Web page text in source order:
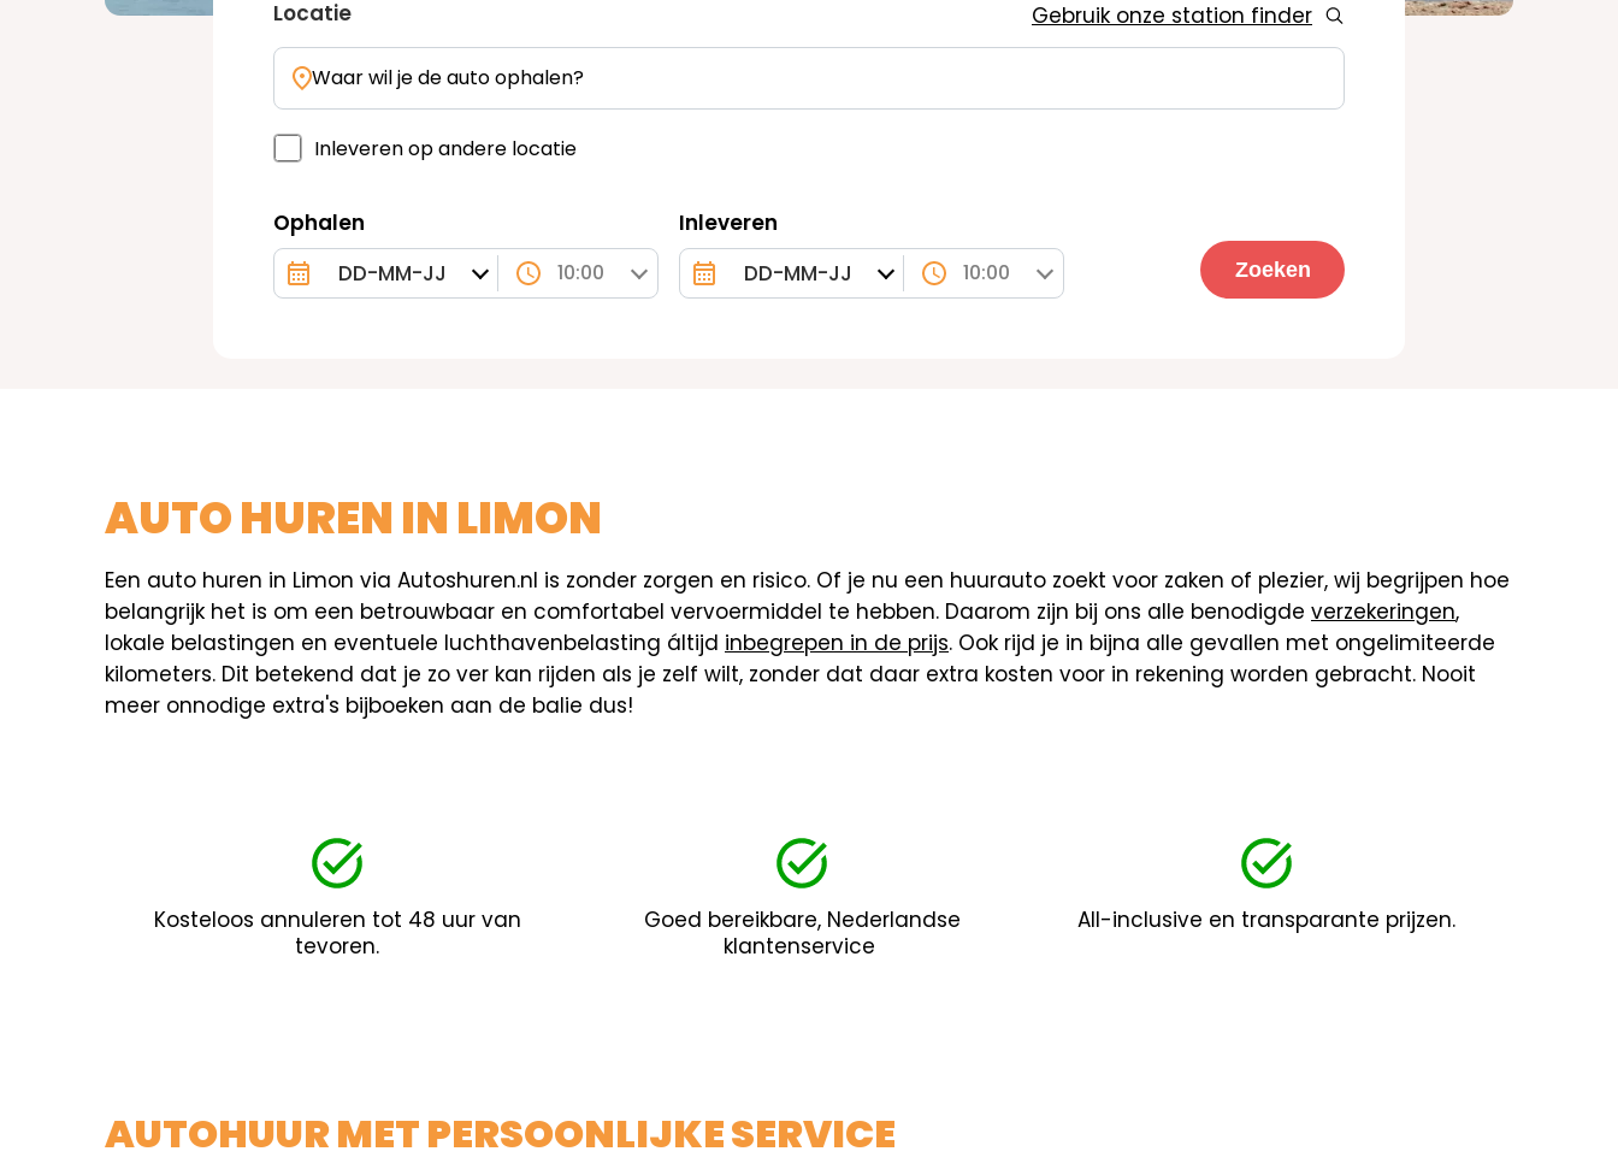
Ophalen
10:00
Inleveren
10:00 Zoeken
Gebruik onze station finder
Locatie
Waar wil je de auto ophalen?
Inleveren op andere locatie
AUTO HUREN IN LIMON
Een auto huren in Limon via Autoshuren.nl is zonder zorgen en risico. Of je nu een huurauto zoekt voor zaken of plezier, wij begrijpen hoe
belangrijk het is om een betrouwbaar en comfortabel vervoermiddel te hebben. Daarom zijn bij ons alle benodigde verzekeringen,
lokale belastingen en eventuele luchthavenbelasting áltijd inbegrepen in de prijs. Ook rijd je in bijna alle gevallen met ongelimiteerde
kilometers. Dit betekend dat je zo ver kan rijden als je zelf wilt, zonder dat daar extra kosten voor in rekening worden gebracht. Nooit
meer onnodige extra's bijboeken aan de balie dus!
Kosteloos annuleren tot 48 uur van
tevoren.
Goed bereikbare, Nederlandse
klantenservice
All-inclusive en transparante prijzen.
AUTOHUUR MET PERSOONLIJKE SERVICE